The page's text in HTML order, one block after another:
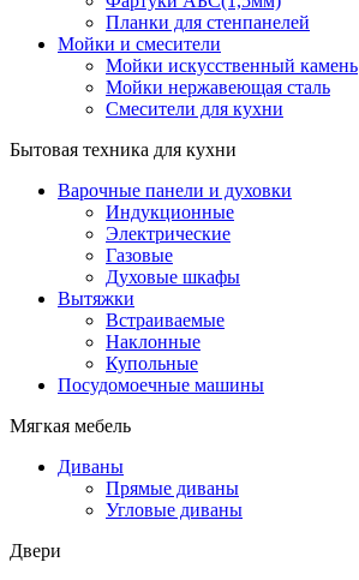
Планки для стенпанелей
Мойки и смесители
Мойки искусственный камень
Мойки нержавеющая сталь
Смесители для кухни
Бытовая техника для кухни
Варочные панели и духовки
Индукционные
Электрические
Газовые
Духовые шкафы
Вытяжки
Встраиваемые
Наклонные
Купольные
Посудомоечные машины
Мягкая мебель
Диваны
Прямые диваны
Угловые диваны
Двери